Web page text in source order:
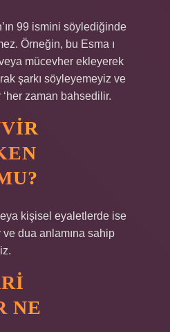
99 ismini söylediğinde
Örneğin, bu Esma ı
mücevher ekleyerek
şarkı söyleyemeyiz ve
‘her zaman bahsedilir.
kişisel eyaletlerde ise
dua anlamına sahip
NE